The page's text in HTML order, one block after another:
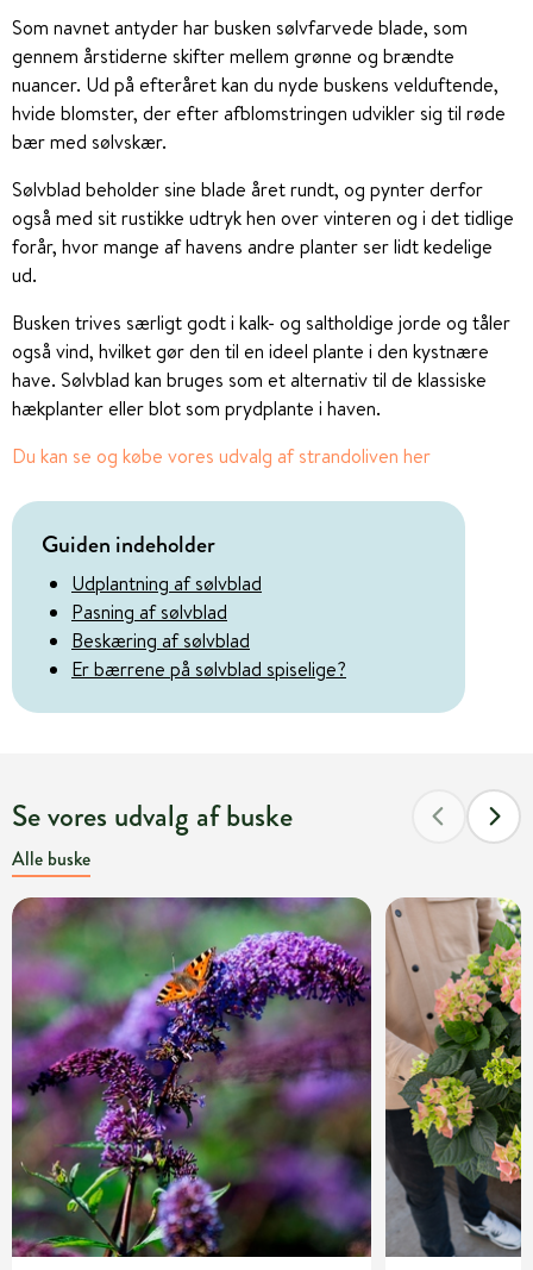
Som navnet antyder har busken sølvfarvede blade, som
gennem årstiderne skifter mellem grønne og brændte
nuancer. Ud på efteråret kan du nyde buskens velduftende,
hvide blomster, der efter afblomstringen udvikler sig til røde
bær med sølvskær.
Sølvblad beholder sine blade året rundt, og pynter derfor
også med sit rustikke udtryk hen over vinteren og i det tidlige
forår, hvor mange af havens andre planter ser lidt kedelige
ud.
Busken trives særligt godt i kalk- og saltholdige jorde og tåler
også vind, hvilket gør den til en ideel plante i den kystnære
have. Sølvblad kan bruges som et alternativ til de klassiske
hækplanter eller blot som prydplante i haven.
Du kan se og købe vores udvalg af strandoliven her
Guiden indeholder
Udplantning af sølvblad
Pasning af sølvblad
Beskæring af sølvblad
Er bærrene på sølvblad spiselige?
Se vores udvalg af buske
Alle buske